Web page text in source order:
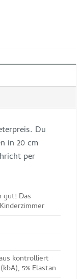
Du
in 20 cm
per
gut! Das
kontrolliert
5% Elastan